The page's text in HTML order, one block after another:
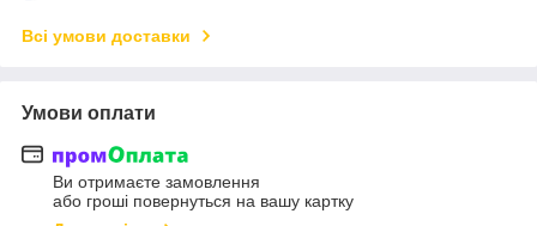
Всі умови доставки
Умови оплати
Ви отримаєте замовлення
або гроші повернуться на вашу картку